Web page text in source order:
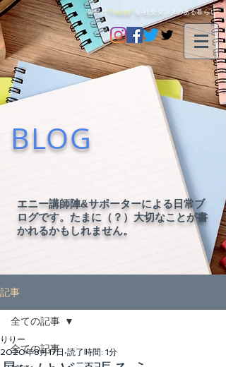
毎日に"happy" を-社交ダンスのある暮らし-
BLOG
エニー講師陣&サポーターによる日常ブ
ログです。たまに（？）大切なことが書
かれるかもしれません。
記事
全ての記事
全ての記事
りりー
2020年8月17日 読了時間: 1分